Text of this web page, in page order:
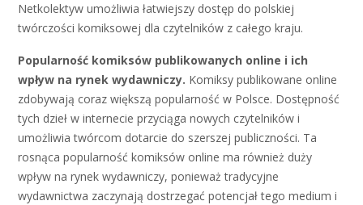
Netkolektyw umożliwia łatwiejszy dostęp do polskiej
twórczości komiksowej dla czytelników z całego kraju.
Popularność komiksów publikowanych online i ich
wpływ na rynek wydawniczy. Komiksy publikowane online
zdobywają coraz większą popularność w Polsce. Dostępność
tych dzieł w internecie przyciąga nowych czytelników i
umożliwia twórcom dotarcie do szerszej publiczności. Ta
rosnąca popularność komiksów online ma również duży
wpływ na rynek wydawniczy, ponieważ tradycyjne
wydawnictwa zaczynają dostrzegać potencjał tego medium i